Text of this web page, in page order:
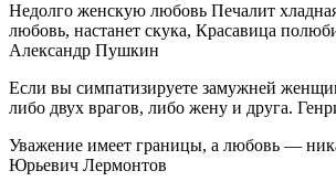
Недолго женскую любовь Печалит
любовь, настанет скука, Красавица
Александр Пушкин
Если вы симпатизируете замужней
либо двух врагов, либо жену и друга.
Уважение имеет границы, а любовь —
Юрьевич Лермонтов